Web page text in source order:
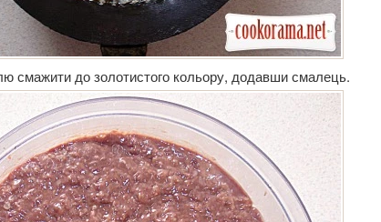
смажити до золотистого кольору, додавши смалець.